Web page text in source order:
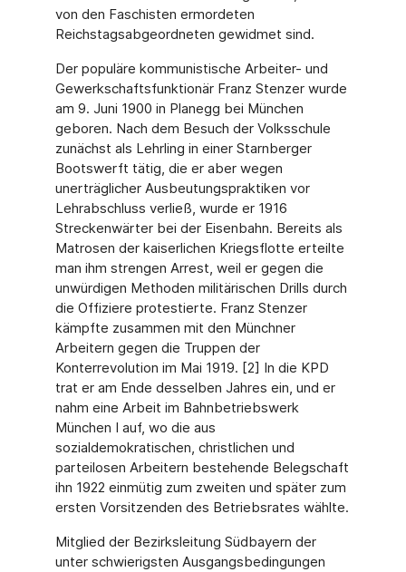
von den Faschisten ermordeten
Reichstagsabgeordneten gewidmet sind.
Der populäre kommunistische Arbeiter- und
Gewerkschaftsfunktionär Franz Stenzer wurde
am 9. Juni 1900 in Planegg bei München
geboren. Nach dem Besuch der Volksschule
zunächst als Lehrling in einer Starnberger
Bootswerft tätig, die er aber wegen
unerträglicher Ausbeutungspraktiken vor
Lehrabschluss verließ, wurde er 1916
Streckenwärter bei der Eisenbahn. Bereits als
Matrosen der kaiserlichen Kriegsflotte erteilte
man ihm strengen Arrest, weil er gegen die
unwürdigen Methoden militärischen Drills durch
die Offiziere protestierte. Franz Stenzer
kämpfte zusammen mit den Münchner
Arbeitern gegen die Truppen der
Konterrevolution im Mai 1919. [2] In die KPD
trat er am Ende desselben Jahres ein, und er
nahm eine Arbeit im Bahnbetriebswerk
München I auf, wo die aus
sozialdemokratischen, christlichen und
parteilosen Arbeitern bestehende Belegschaft
ihn 1922 einmütig zum zweiten und später zum
ersten Vorsitzenden des Betriebsrates wählte.
Mitglied der Bezirksleitung Südbayern der
unter schwierigsten Ausgangsbedingungen